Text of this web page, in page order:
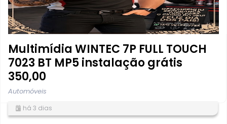
Multimídia WINTEC 7P FULL TOUCH
7023 BT MP5 instalação grátis
350,00
Automóveis
há 3 dias